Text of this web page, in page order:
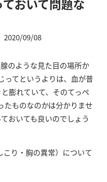
おいて問題な
2020/09/08
のような見た目の場所か
ってというよりは、血が普
膨れていて、そのてっぺ
ものなのかは分かりませ
おいても良いのでしょう
こり・胸の異常）について